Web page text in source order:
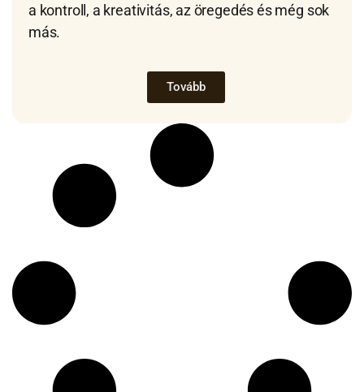
a kontroll, a kreativitás, az öregedés és még sok
más.
Tovább